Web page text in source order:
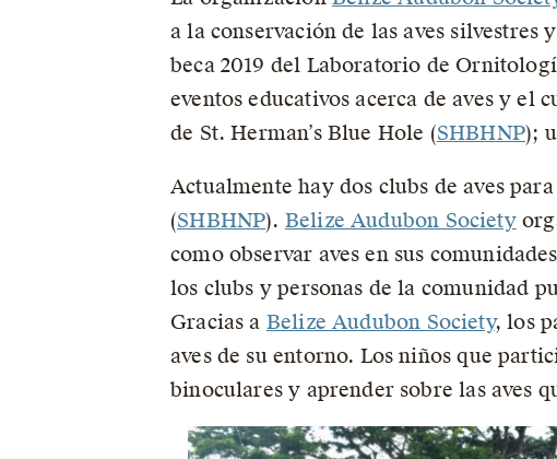
a la conservación de las aves silvestres
beca 2019 del Laboratorio de
eventos educativos acerca de aves y el
de St. Herman’s Blue Hole (SHBHNP);
Actualmente hay dos clubs de aves
(SHBHNP). Belize Audubon Society
como observar aves en sus
los clubs y personas de la comunidad
Gracias a Belize Audubon Society, los
aves de su entorno. Los niños que
binoculares y aprender sobre las aves